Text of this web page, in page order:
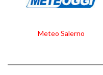
Meteo Salerno